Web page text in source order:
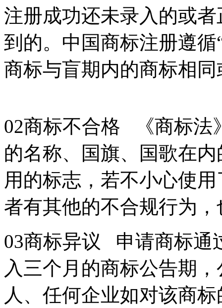
注册成功还未录入的或
到的。中国商标注册遵
商标与盲期内的商标相
02商标不合格 《商标法
的名称、国旗、国歌在
用的标志，若不小心使
者有其他的不合规行为
03商标异议 申请商标通
入三个月的商标公告期
人、任何企业如对该商